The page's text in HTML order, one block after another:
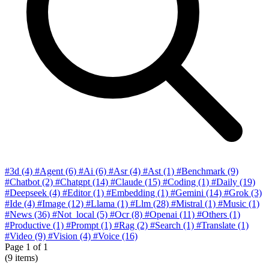
#3d (4) #Agent (6) #Ai (6) #Asr(4) #Ast (1) #Benchmark (9)
#Chatbot (2) #Chatgpt (14) #Claude (15) #Coding (1) #Daily (19)
#Deepseek (4) #Editor(1) #Embedding (1) #Gemini (14) #Grok (3)
#Ide (4) #Image (12) #Llama (1) #Llm (28) #Mistral (1) #Music (1)
#News (36) #Not_local (5) #Ocr(8) #Openai (11) #Others (1)
#Productive (1) #Prompt (1) #Rag (2) #Search (1) #Translate (1)
#Video (9) #Vision (4) #Voice (16)
Page 1 of 1
(9 items)